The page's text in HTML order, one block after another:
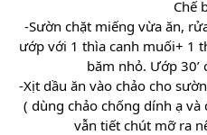
Chế
-Sườn chặt miếng vừa ăn,
ướp với 1 thìa canh muối+ 1
băm nhỏ. Ướp
-Xịt dầu ăn vào chảo cho
( dùng chảo chống dính ạ
vẫn tiết chút mỡ ra